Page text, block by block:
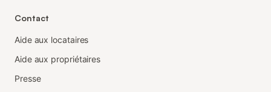
Contact
Aide aux locataires
Aide aux propriétaires
Presse